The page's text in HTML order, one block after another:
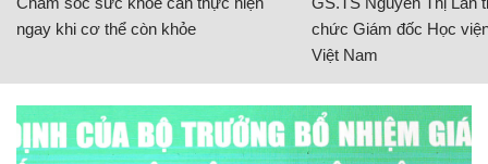
ngay khi cơ thể còn khỏe
chức Giám đốc Học
Việt Nam